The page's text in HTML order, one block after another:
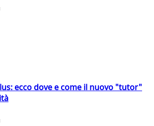
ecco dove e come il nuovo "tutor"